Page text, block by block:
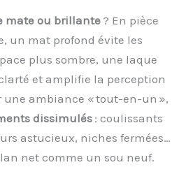
mate ou brillante ? En pièce
un mat profond évite les
plus sombre, une laque
et amplifie la perception
une ambiance « tout-en-un »,
dissimulés : coulissants
astucieux, niches fermées…
net comme un sou neuf.